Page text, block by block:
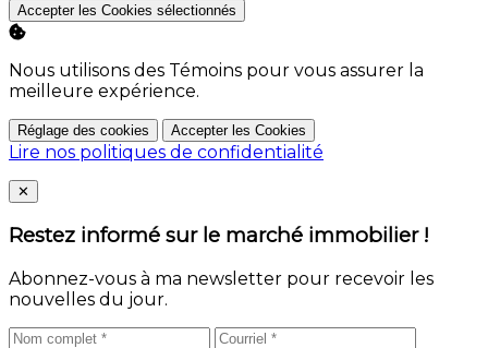
Accepter les Cookies sélectionnés
Nous utilisons des Témoins pour vous assurer la
meilleure expérience.
Réglage des cookies Accepter les Cookies
Lire nos politiques de confidentialité
Close
✕
Restez informé sur le marché immobilier !
Abonnez-vous à ma newsletter pour recevoir les
nouvelles du jour.